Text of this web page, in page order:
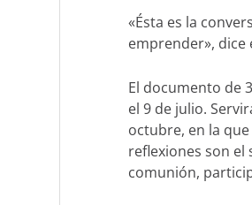
«Ésta es la
emprender», dice
El documento de
el 9 de julio.
octubre, en la
reflexiones son el
comunión,